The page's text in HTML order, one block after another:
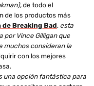
de todo el
de los productos más
Breaking Bad, esta
por Vince Gilligan que
muchos consideran la
con los mejores
una opción fantástica para